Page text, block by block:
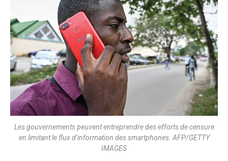
Les gouvernements peuvent entreprendre des efforts de censure
en limitant le flux d’information des smartphones. AFP/GETTY
IMAGES